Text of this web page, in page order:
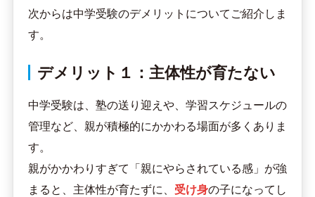
次からは中学受験のデメリットについてご紹介しま
す。
デメリット１：主体性が育たない
中学受験は、塾の送り迎えや、学習スケジュールの
管理など、親が積極的にかかわる場面が多くありま
す。
親がかかわりすぎて「親にやらされている感」が強
まると、主体性が育たずに、 受け身の子になってし